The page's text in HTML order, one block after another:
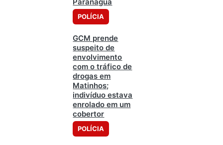
POLÍCIA
GCM prende
suspeito de
envolvimento
com o tráfico de
drogas em
Matinhos;
indivíduo estava
enrolado em um
cobertor
POLÍCIA